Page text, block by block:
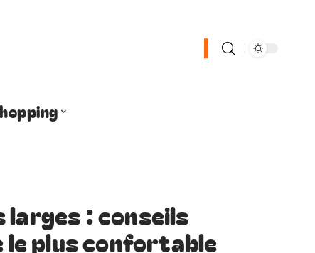
larges : conseils
le plus confortable